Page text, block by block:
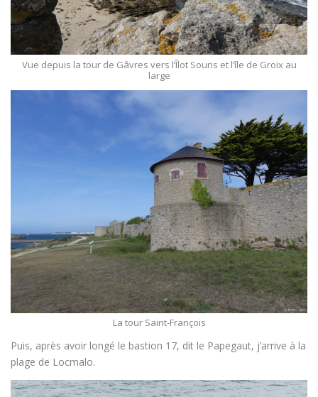
Vue depuis la tour de Gâvres vers l’Îlot Souris et l’île de Groix au
large
La tour Saint-François
Puis, après avoir longé le bastion 17, dit le Papegaut, j’arrive à la
plage de Locmalo.